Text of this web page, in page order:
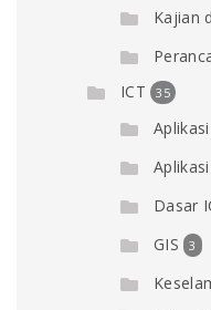
Kajian
ICT 35
Dasar
GIS 3